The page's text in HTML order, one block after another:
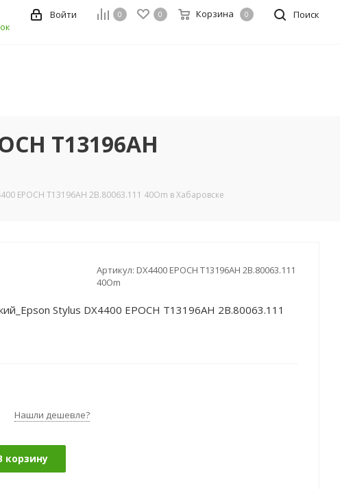
Поиск
0 0 Корзина 0
Войти
T13196AH
EPOCH T13196AH 2B.80063.111 40Om в Хабаровске
Артикул: DX4400 EPOCH T13196AH 2B.80063.111
40Om
Stylus DX4400 EPOCH T13196AH 2B.80063.111
Нашли дешевле?
корзину